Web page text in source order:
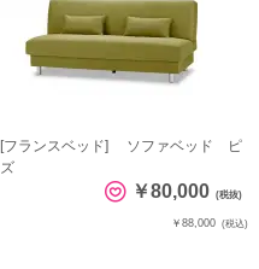
[フランスベッド] ソファベッド ピ
ズ
￥80,000 (税抜)
￥88,000 (税込)